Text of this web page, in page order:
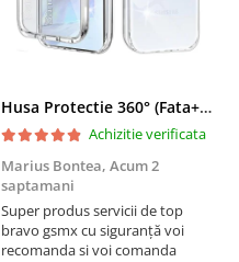
Husa Protectie 360° (Fata+Spate) compatibila Samsung Galaxy A55 5G, Transparanta, Protectie Completa
Achizitie verificata
Marius Bontea, Acum 2
saptamani
Super produs servicii de top
bravo gsmx cu siguranță voi
recomanda si voi comanda